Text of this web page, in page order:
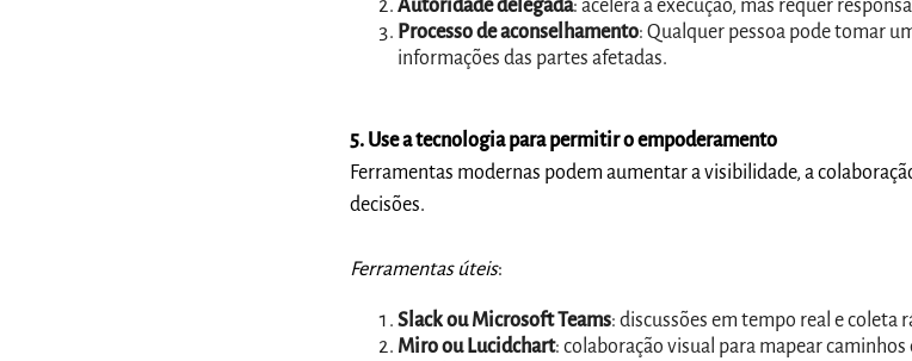
Autoridade delegada: acelera a execução, mas requer
Processo de aconselhamento: Qualquer pessoa pode tomar
informações das partes afetadas.
5. Use a tecnologia para permitir o empoderamento
Ferramentas modernas podem aumentar a visibilidade, a
decisões.
Ferramentas úteis:
Slack ou Microsoft Teams: discussões em tempo real e coleta
Miro ou Lucidchart: colaboração visual para mapear caminhos